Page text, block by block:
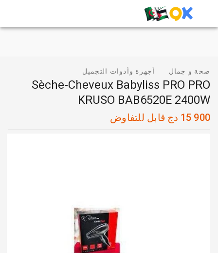
صحة و جمال أجهزة وأدوات التجميل
Sèche-Cheveux Babyliss PRO PRO
KRUSO BAB6520E 2400W
15 900 دج قابل للتفاوض